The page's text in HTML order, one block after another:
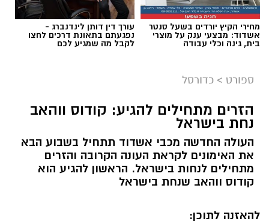
מחירי הקיץ יורדים בשעל סנטר
אשדוד: מבצעי ענק על מוצרי
בית, גינה וכלי עבודה
עורך דין דותן לינדנברג -
נפגעתם בתאונת דרכים לחצו
לקבל מה שמגיע לכם
ספורט > כדורסל
הזרים מתחילים להגיע: קודוס ווהאב
נחת בישראל
העולה החדשה מכבי אשדוד תתחיל בשבוע הבא
את האימונים לקראת העונה הקרובה והזרים
מתחילים לנחות בישראל. הראשון להגיע הוא
קודוס ווהאב שנחת בישראל
להאזנה לתוכן: